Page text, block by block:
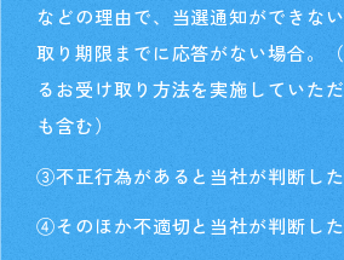
などの理由で、当選通知ができな
取り期限までに応答がない場合。
るお受け取り方法を実施していた
も含む）
③不正行為があると当社が判断した
④そのほか不適切と当社が判断した